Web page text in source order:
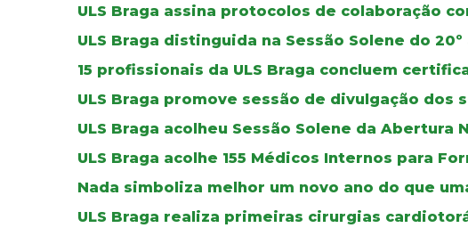
ULS Braga assina protocolos de colaboração
ULS Braga distinguida na Sessão Solene do
15 profissionais da ULS Braga concluem
ULS Braga promove sessão de divulgação dos
ULS Braga acolheu Sessão Solene da Abertura
ULS Braga acolhe 155 Médicos Internos para
Nada simboliza melhor um novo ano do que
ULS Braga realiza primeiras cirurgias